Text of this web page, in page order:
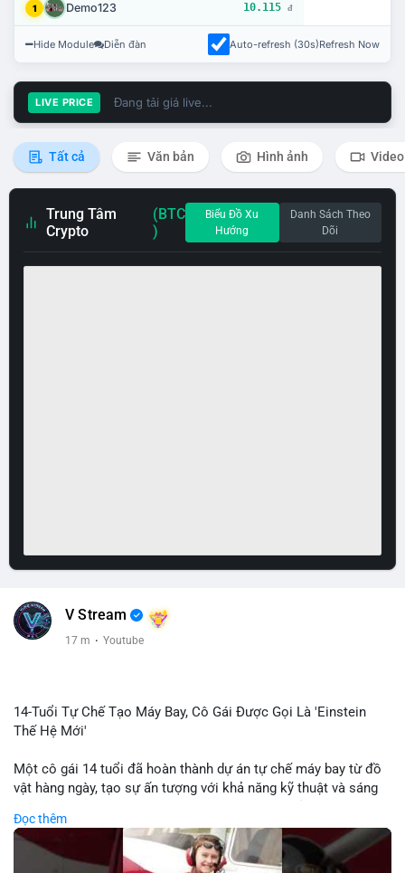
1 Demo123 10.115 đ
Hide Module Diễn đàn Auto-refresh (30s)Refresh Now
LIVE PRICE Đang tải giá live...
Tất cả Văn bản Hình ảnh Video
Trung Tâm
Crypto
(BTC
)
Biểu Đồ Xu
Hướng
Danh Sách Theo
Dõi
V Stream
17 m · Youtube
14-Tuổi Tự Chế Tạo Máy Bay, Cô Gái Được Gọi Là 'Einstein
Thế Hệ Mới'
Một cô gái 14 tuổi đã hoàn thành dự án tự chế máy bay từ đồ
vật hàng ngày, tạo sự ấn tượng với khả năng kỹ thuật và sáng
trình cô girl thiết kế, sản xuất và thử nghiệm máy bay, được
nhiều người so sánh với trí tuệ của Einstein. Thành tựu này
không chỉ thể hiện khả năng học tập nhanh chóng mà còn thể
Đọc thêm